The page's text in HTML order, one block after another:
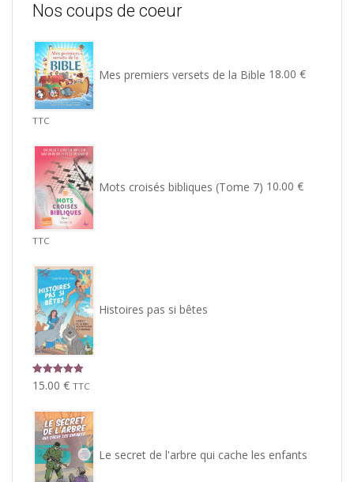
Nos coups de coeur
Mes premiers versets de la Bible 18.00 €
TTC
Mots croisés bibliques (Tome 7) 10.00 €
TTC
Histoires pas si bêtes
Note 5.00
15.00 € TTC
Le secret de l'arbre qui cache les enfants